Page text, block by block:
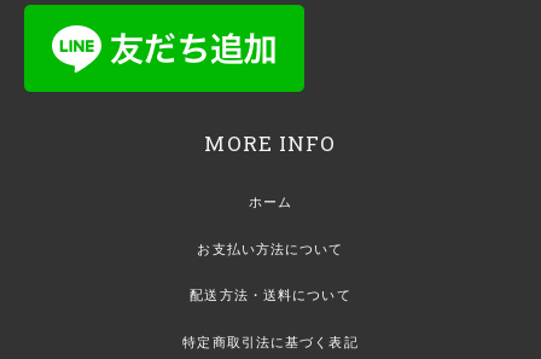
MORE INFO
ホーム
お支払い方法について
配送方法・送料について
特定商取引法に基づく表記